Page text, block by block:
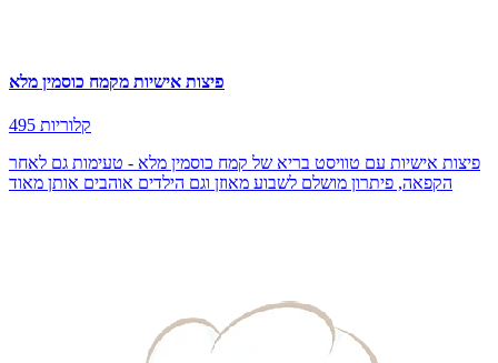
פיצות אישיות מקמח כוסמין מלא
495 קלוריות
פיצות אישיות עם טוויסט בריא של קמח כוסמין מלא - טעימות גם לאחר
הקפאה, פיתרון מושלם לשבוע מאוזן וגם הילדים אוהבים אותן מאוד